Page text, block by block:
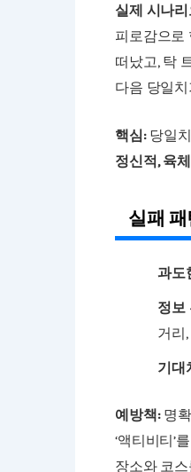
실제 시나
피로감으로
떠났고, 탁
다음 당일
핵심:당일치
정신적, 육
실패
과도
정보
거리
기대
예방책:명확
‘액티비티’
장소와 코